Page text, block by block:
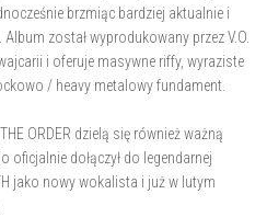
brzmiąc bardziej aktualnie i
został wyprodukowany przez V.O.
i oferuje masywne riffy, wyraziste
/ heavy metalowy fundament.
ORDER dzielą się również ważną
dołączył do legendarnej
jako nowy wokalista i już w lutym